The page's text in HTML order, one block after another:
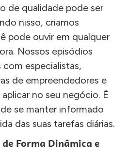
de qualidade pode ser
nisso, criamos
pode ouvir em qualquer
Nossos episódios
especialistas,
de empreendedores e
no seu negócio. É
se manter informado
das suas tarefas diárias.
Forma Dinâmica e